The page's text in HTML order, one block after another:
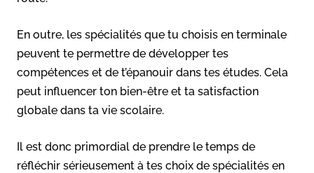
En outre, les spécialités que tu choisis en terminale
peuvent te permettre de développer tes
compétences et de t’épanouir dans tes études. Cela
peut influencer ton bien-être et ta satisfaction
globale dans ta vie scolaire.
Il est donc primordial de prendre le temps de
réfléchir sérieusement à tes choix de spécialités en